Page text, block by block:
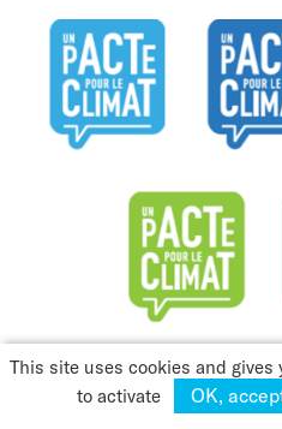
Démarrer le moteur du
This site uses cookies and gives
to activate
OK,